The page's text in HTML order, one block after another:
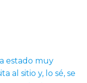
estado muy
al sitio y, lo sé, se